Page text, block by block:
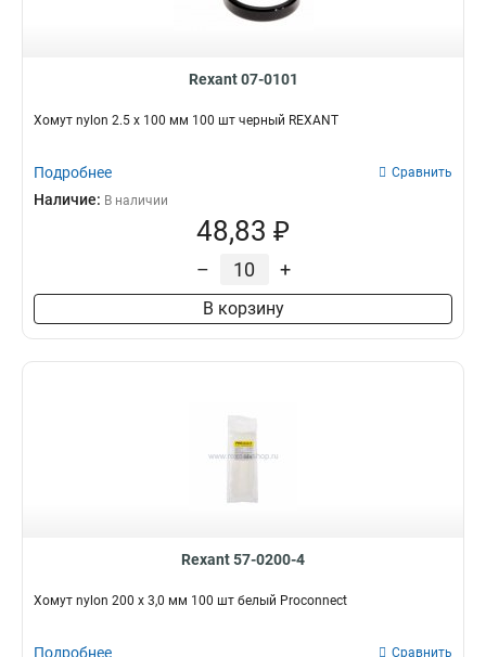
Rexant 07-0101
Хомут nylon 2.5 х 100 мм 100 шт черный REXANT
Подробнее Сравнить
Наличие: В наличии
48,83 ₽
– +
В корзину
Rexant 57-0200-4
Хомут nylon 200 х 3,0 мм 100 шт белый Proconnect
Подробнее Сравнить